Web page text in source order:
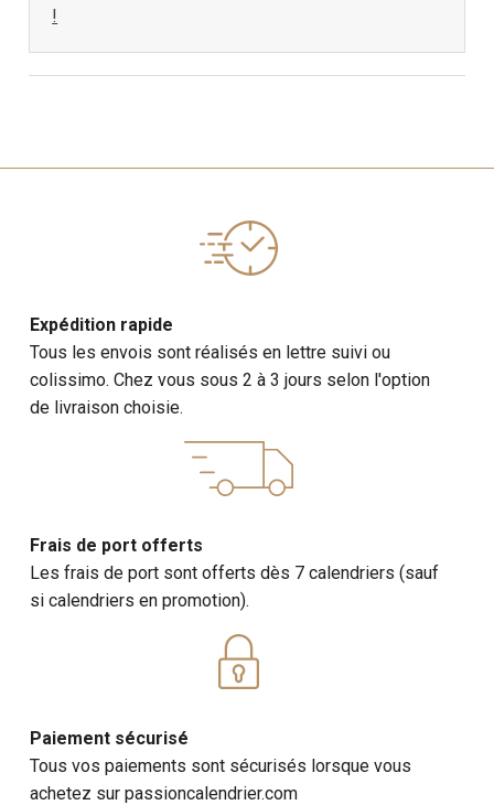
!
Expédition rapide
Tous les envois sont réalisés en lettre suivi ou
colissimo. Chez vous sous 2 à 3 jours selon l'option
de livraison choisie.
Frais de port offerts
Les frais de port sont offerts dès 7 calendriers (sauf
si calendriers en promotion).
Paiement sécurisé
Tous vos paiements sont sécurisés lorsque vous
achetez sur passioncalendrier.com